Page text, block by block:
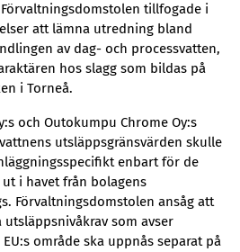
tillfogade i
att lämna utredning bland
av dag- och processvatten,
hos slagg som bildas på
i Torneå.
och Outokumpu Chrome Oy:s
utsläppsgränsvärden skulle
enbart för de
i havet från bolagens
Förvaltningsdomstolen ansåg att
som avser
område ska uppnås separat på